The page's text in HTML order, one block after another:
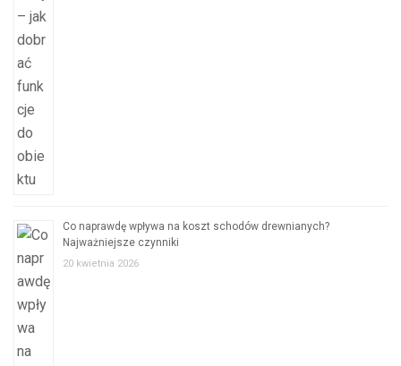
Co naprawdę wpływa na koszt schodów drewnianych?
Najważniejsze czynniki
20 kwietnia 2026